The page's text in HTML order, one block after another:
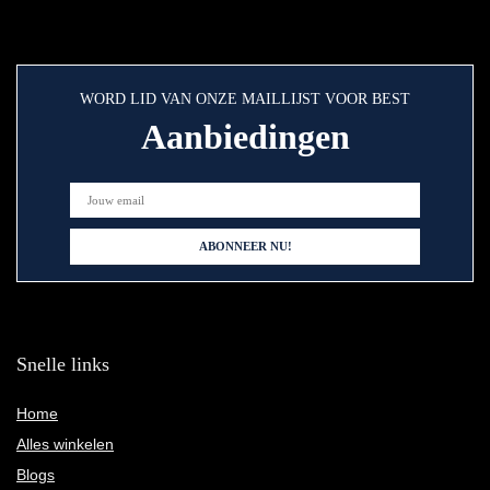
WORD LID VAN ONZE MAILLIJST VOOR BEST
Aanbiedingen
Snelle links
Home
Alles winkelen
Blogs